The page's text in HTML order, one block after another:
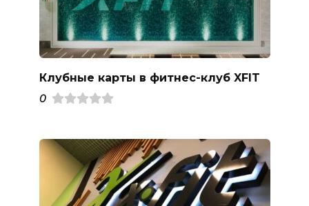
Клубные карты в фитнес-клуб XFIT
0